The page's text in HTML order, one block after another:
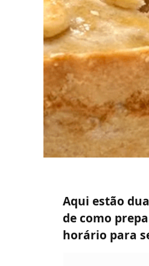
Aqui estão
de como
horário para